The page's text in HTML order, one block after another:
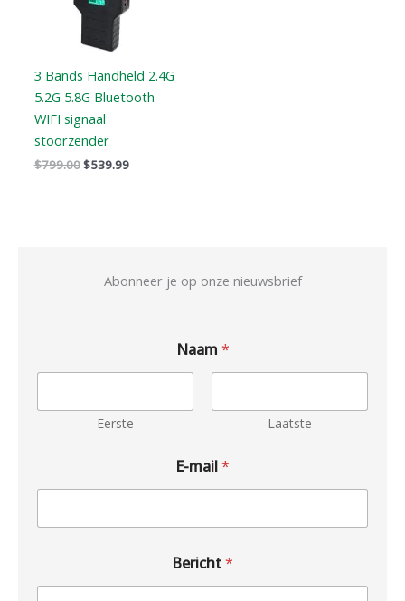
3 Bands Handheld 2.4G
5.2G 5.8G Bluetooth
WIFI signaal
stoorzender
$799.00$539.99
Abonneer je op onze nieuwsbrief
Naam *
Eerste Laatste
E-mail*
Bericht*